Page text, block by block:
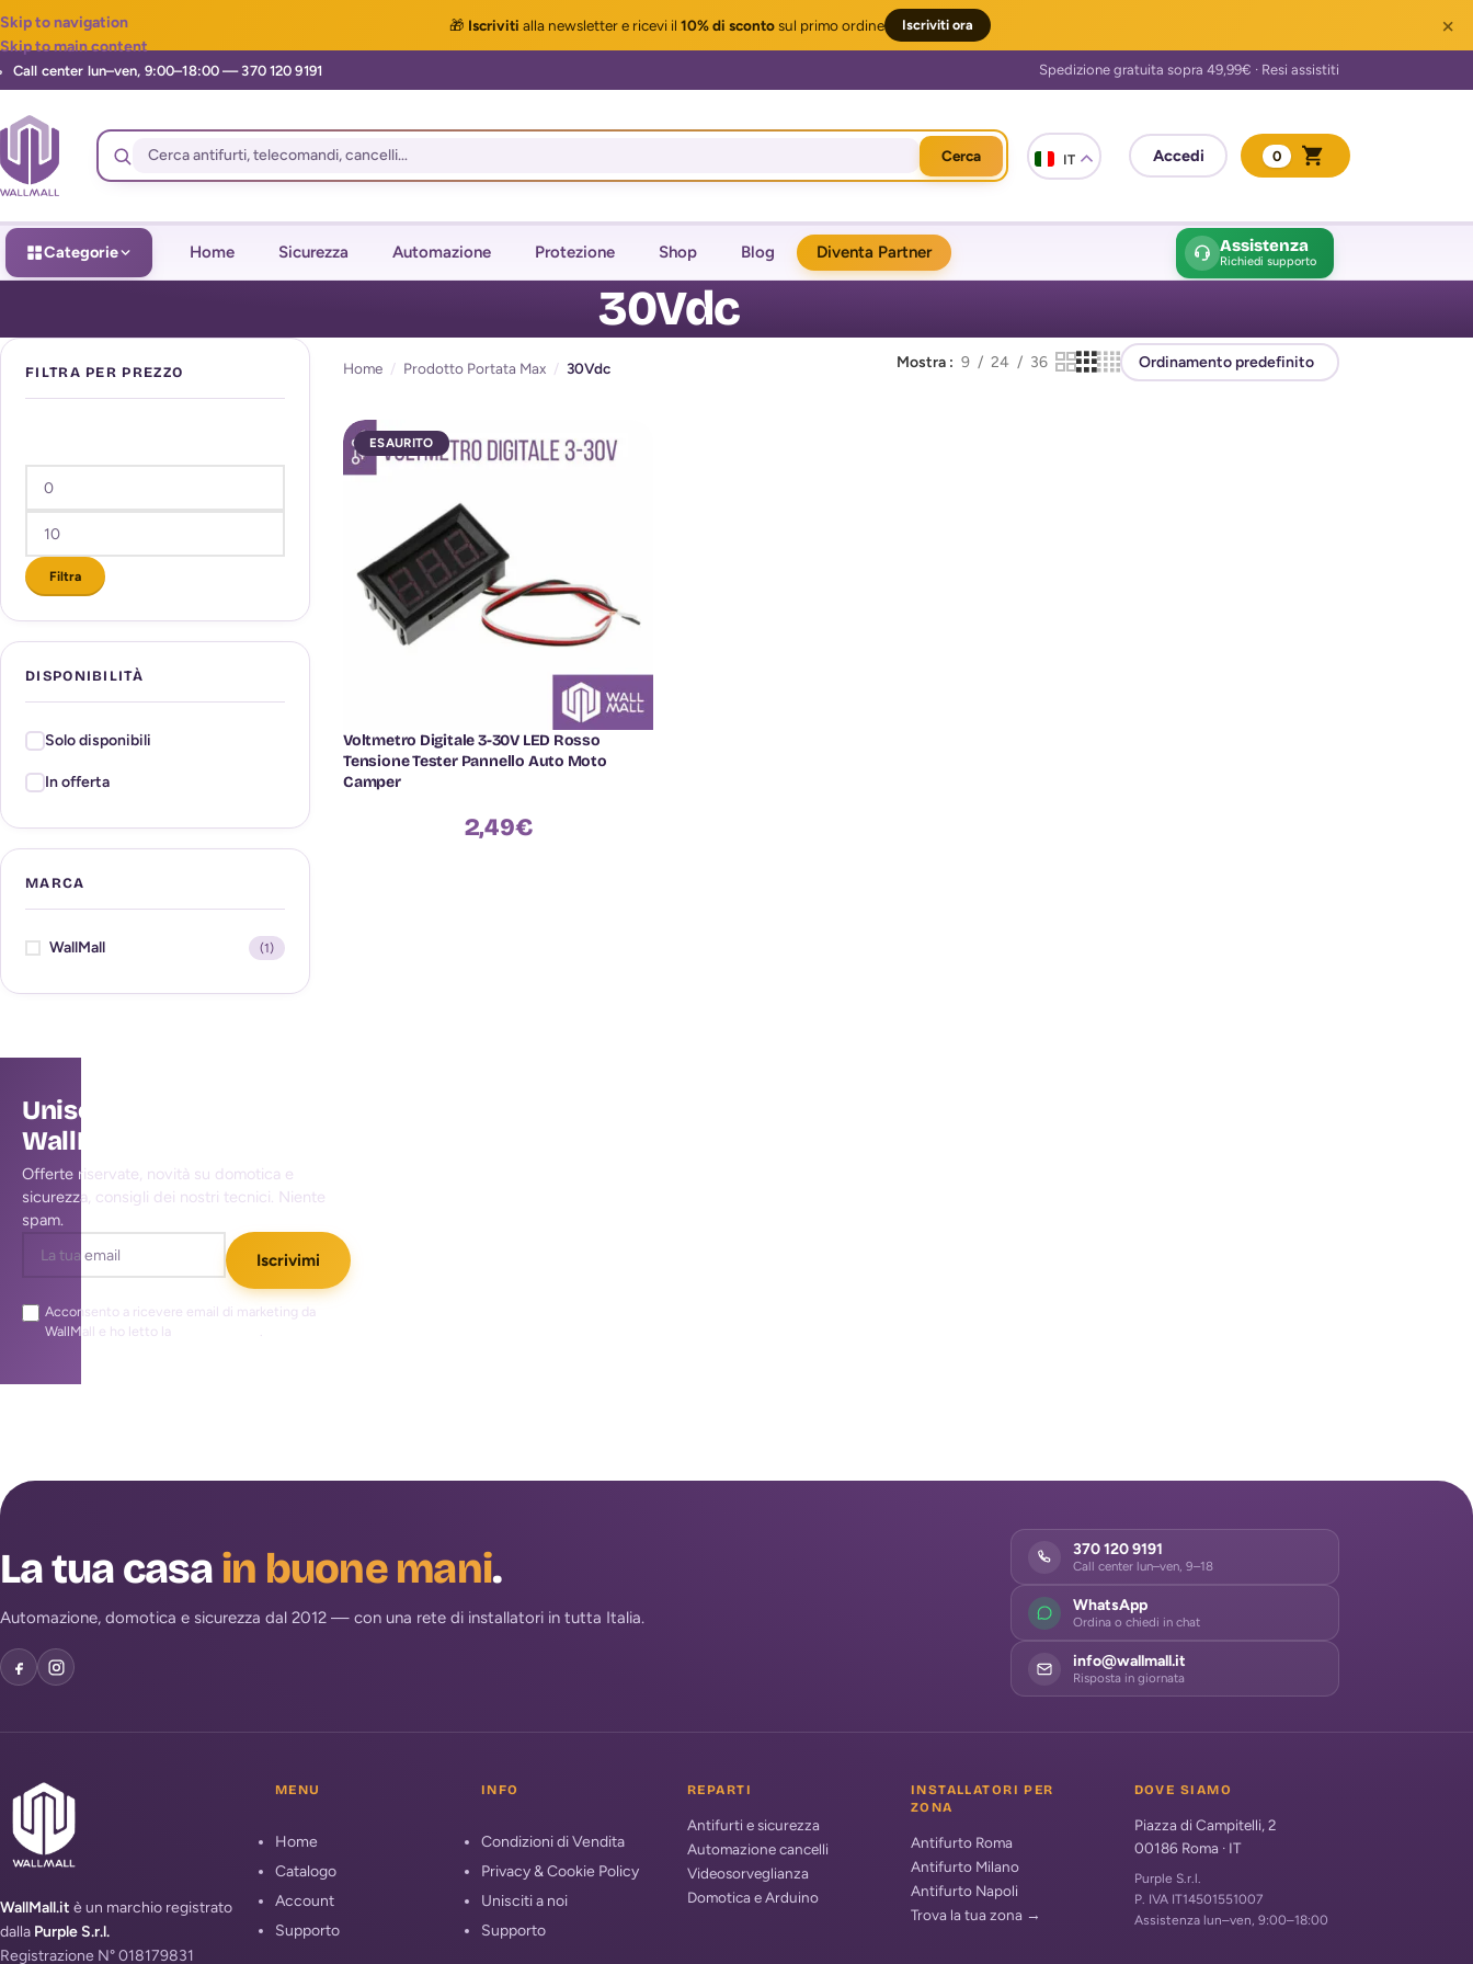
🎁 Iscriviti alla newslettere ricevi il 10% di scontosul primo ordine Iscriviti ora ×
Skip to navigation
Skip to main content
Cerca IT 0
Categorie Home Sicurezza Automazione Protezione Shop Blog Diventa Partner Assistenza
Richiedi supporto
30Vdc
FILTRA PER PREZZO
Filtra
DISPONIBILITÀ
Solo disponibili
In offerta
MARCA
WallMall (1)
Home / Prodotto Portata Max / 30Vdc Mostra 9 24 36
ESAURITO
Voltmetro Digitale 3-30V LED Rosso
Tensione Tester Pannello Auto Moto
Camper
2,49€
Unisciti alla community
WallMall
Offerte riservate, novità su domotica e
sicurezza, consigli dei nostri tecnici. Niente
spam.
Iscrivimi
Acconsento a ricevere email di marketing da
WallMall e ho letto la
.
La tua casa in buone mani.
Automazione, domotica e sicurezza dal 2012 — con una rete di installatori in tutta Italia.
370 120 9191
Call center lun–ven, 9–18
WhatsApp
Ordina o chiedi in chat
info@wallmall.it
Risposta in giornata
WallMall.it è un marchio registrato
dalla Purple S.r.l.
Registrazione N° 018179831
MENU
Home
Catalogo
Account
Supporto
INFO
Condizioni di Vendita
Privacy & Cookie Policy
Unisciti a noi
Supporto
REPARTI
Antifurti e sicurezza
Automazione cancelli
Videosorveglianza
Domotica e Arduino
INSTALLATORI PER
ZONA
Antifurto Roma
Antifurto Milano
Antifurto Napoli
Trova la tua zona →
DOVE SIAMO
Piazza di Campitelli, 2
00186 Roma · IT
Purple S.r.l.
P. IVA IT14501551007
Assistenza lun–ven, 9:00–18:00